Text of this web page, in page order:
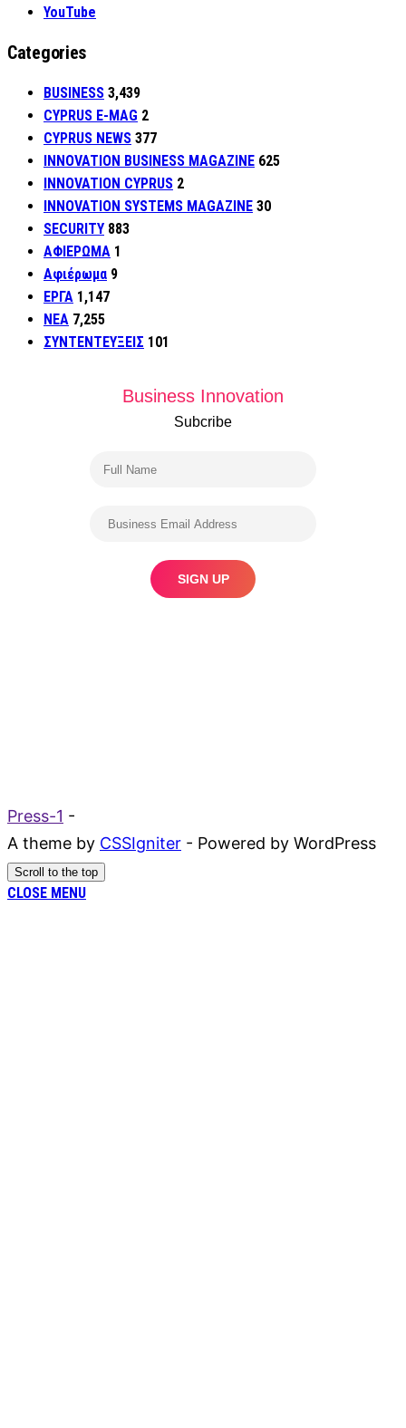
YouTube
Categories
BUSINESS 3,439
CYPRUS E-MAG 2
CYPRUS NEWS 377
INNOVATION BUSINESS MAGAZINE 625
INNOVATION CYPRUS 2
INNOVATION SYSTEMS MAGAZINE 30
SECURITY 883
ΑΦΙΕΡΩΜΑ 1
Αφιέρωμα 9
ΕΡΓΑ 1,147
ΝΕΑ 7,255
ΣΥΝΤΕΝΤΕΥΞΕΙΣ 101
Business Innovation
Subcribe
Press-1 -
A theme by CSSIgniter - Powered by WordPress
Scroll to the top
CLOSE MENU